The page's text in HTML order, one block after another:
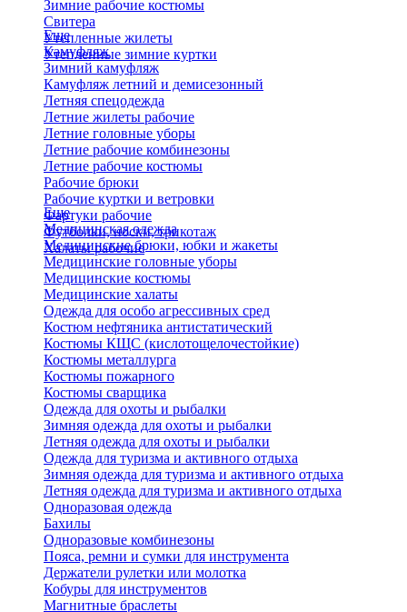
Зимние рабочие костюмы
Свитера
Утепленные жилеты
Утепленные зимние куртки
Еще
Камуфляж
Зимний камуфляж
Камуфляж летний и демисезонный
Летняя спецодежда
Летние жилеты рабочие
Летние головные уборы
Летние рабочие комбинезоны
Летние рабочие костюмы
Рабочие брюки
Рабочие куртки и ветровки
Фартуки рабочие
Футболки, носки, трикотаж
Халаты рабочие
Еще
Медицинская одежда
Медицинские брюки, юбки и жакеты
Медицинские головные уборы
Медицинские костюмы
Медицинские халаты
Одежда для особо агрессивных сред
Костюм нефтяника антистатический
Костюмы КЩС (кислотощелочестойкие)
Костюмы металлурга
Костюмы пожарного
Костюмы сварщика
Одежда для охоты и рыбалки
Зимняя одежда для охоты и рыбалки
Летняя одежда для охоты и рыбалки
Одежда для туризма и активного отдыха
Зимняя одежда для туризма и активного отдыха
Летняя одежда для туризма и активного отдыха
Одноразовая одежда
Бахилы
Одноразовые комбинезоны
Пояса, ремни и сумки для инструмента
Держатели рулетки или молотка
Кобуры для инструментов
Магнитные браслеты